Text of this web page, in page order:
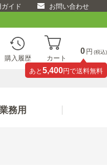
ガイド お問い合わせ
購入履歴 カート
0 円 (税込)
あと 5,400円で送料無料
務用